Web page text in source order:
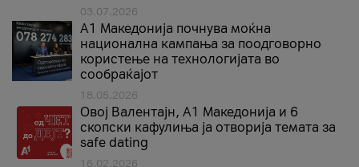
03.07.2026
A1 Македонија почнува моќна
национална кампања за поодговорно
користење на технологијата во
сообраќајот
18.05.2026
Овој Валентајн, A1 Македонија и 6
скопски кафулиња ја отворија темата за
safe dating
16.02.2026